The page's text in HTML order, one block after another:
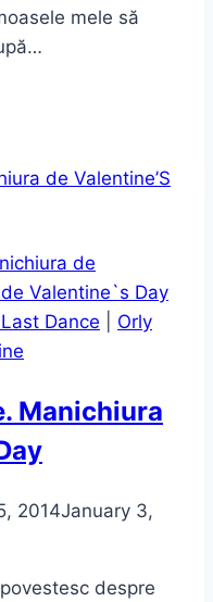
mele să
de
Valentine`s Day
Dance
Orly
Manichiura
2014January 3,
despre